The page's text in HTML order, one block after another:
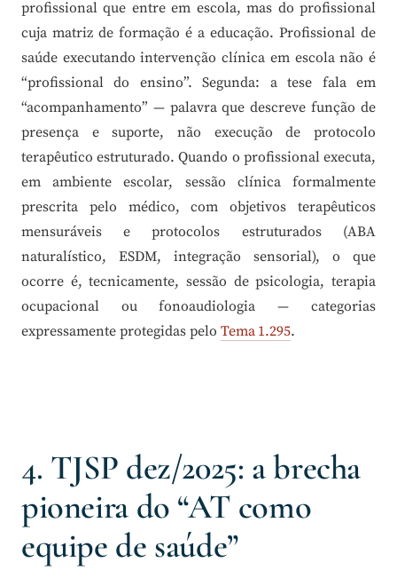
profissional que entre em escola, mas do profissional
cuja matriz de formação é a educação. Profissional de
saúde executando intervenção clínica em escola não é
“profissional do ensino”. Segunda: a tese fala em
“acompanhamento” — palavra que descreve função de
presença e suporte, não execução de protocolo
terapêutico estruturado. Quando o profissional executa,
em ambiente escolar, sessão clínica formalmente
prescrita pelo médico, com objetivos terapêuticos
mensuráveis e protocolos estruturados (ABA
naturalístico, ESDM, integração sensorial), o que
ocorre é, tecnicamente, sessão de psicologia, terapia
ocupacional ou fonoaudiologia — categorias
expressamente protegidas pelo Tema 1.295.
4. TJSP dez/2025: a brecha
pioneira do “AT como
equipe de saúde”